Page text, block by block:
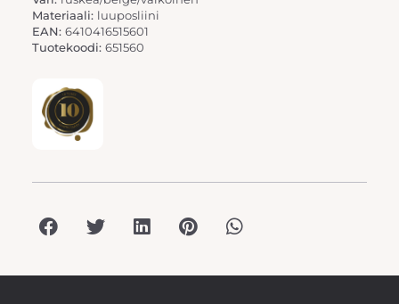
Materiaali: luuposliini
EAN: 6410416515601
Tuotekoodi: 651560